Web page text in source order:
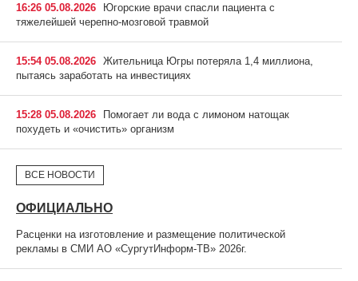
16:26 05.08.2026
Югорские врачи спасли пациента с
тяжелейшей черепно-мозговой травмой
15:54 05.08.2026 Жительница Югры потеряла 1,4 миллиона,
пытаясь заработать на инвестициях
15:28 05.08.2026
Помогает ли вода с лимоном натощак
похудеть и «очистить» организм
ВСЕ НОВОСТИ
ОФИЦИАЛЬНО
Расценки на изготовление и размещение политической
рекламы в СМИ АО «СургутИнформ-ТВ» 2026г.